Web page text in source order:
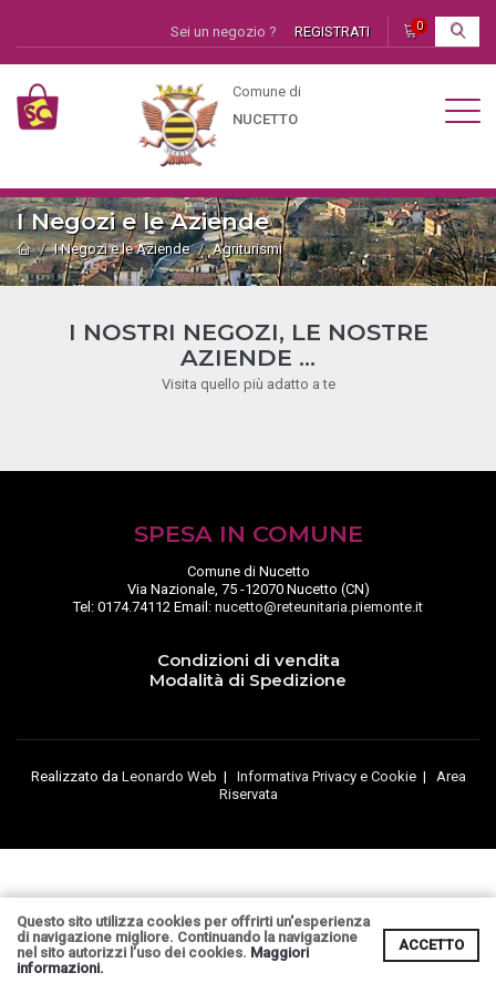
Sei un negozio ? REGISTRATI 0
Comune di
NUCETTO
I Negozi e le Aziende
I Negozi e le Aziende Agriturismi
I NOSTRI NEGOZI, LE NOSTRE
AZIENDE ...
Visita quello più adatto a te
SPESA IN COMUNE
Comune di Nucetto
Via Nazionale, 75 -12070 Nucetto (CN)
Tel: 0174.74112 Email: nucetto@reteunitaria.piemonte.it
Condizioni di vendita
Modalità di Spedizione
Realizzato da Leonardo Web | Informativa Privacy e Cookie| Area
Riservata
Questo sito utilizza cookies per offrirti un'esperienza
di navigazione migliore. Continuando la navigazione
nel sito autorizzi l’uso dei cookies. Maggiori
informazioni.
ACCETTO